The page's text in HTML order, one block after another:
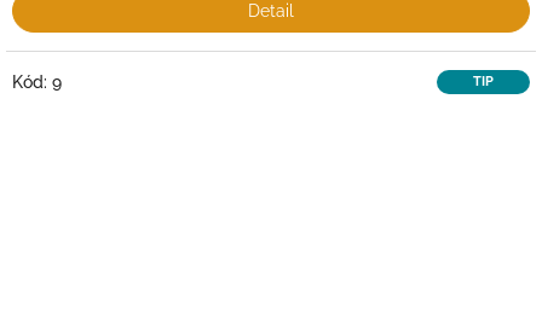
Detail
TIP
Kód: 9